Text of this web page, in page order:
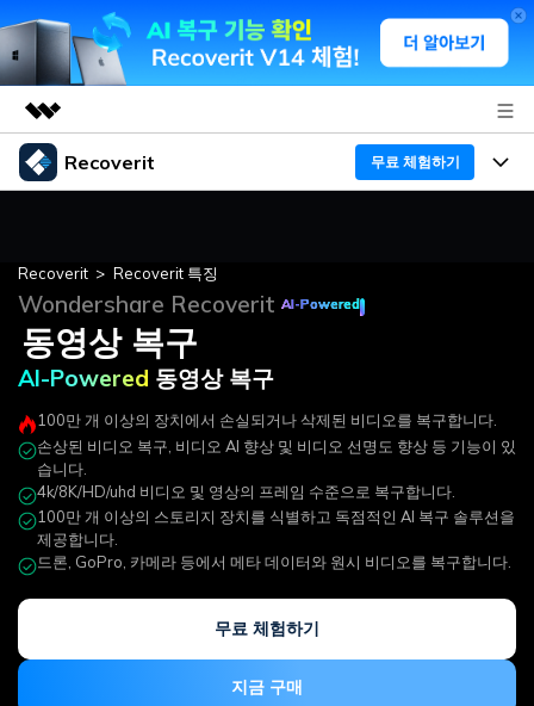
주요 제품
개요
솔루션
회사 소개
뉴스룸
도움말 센터
Recoverit 무료 체험하기
Recoverit - Windows 버전
선도적인 데이터 복구 전문가
무료 체험
Recoverit - Mac 버전
Mac 시스템에서 무제한 데이터 복구
무료 체험
기능
미디어 복구하기
디바이스 복구하기
복구 Tips
삭제된 파일 복구
손상된 파일 복구
기타
더 많은 솔루션 찾기
드라이브에서 복구
삭제된 미디어 복구
복구 솔루션
삭제된 파일 복구
가이드
다운로드 로그인
Recoverit > Recoverit 특징
Wondershare Recoverit AI-Powered
동영상 복구
향상된 동영상 복구
손상된 동영상 복구
AI-Powered 동영상 복구
100만 개 이상의 장치에서 손실되거나 삭제된 비디오를 복구합니다.
손상된 비디오 복구, 비디오 AI 향상 및 비디오 선명도 향상 등 기능이 있
습니다.
4k/8K/HD/uhd 비디오 및 영상의 프레임 수준으로 복구합니다.
100만 개 이상의 스토리지 장치를 식별하고 독점적인 AI 복구 솔루션을
제공합니다.
드론, GoPro, 카메라 등에서 메타 데이터와 원시 비디오를 복구합니다.
무료 체험하기
지금 구매